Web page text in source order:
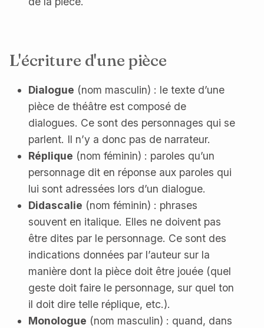
L'écriture d'une pièce
Dialogue (nom masculin) : le texte d’une
pièce de théâtre est composé de
dialogues. Ce sont des personnages qui se
parlent. Il n’y a donc pas de narrateur.
Réplique (nom féminin) : paroles qu’un
personnage dit en réponse aux paroles qui
lui sont adressées lors d’un dialogue.
Didascalie (nom féminin) : phrases
souvent en italique. Elles ne doivent pas
être dites par le personnage. Ce sont des
indications données par l’auteur sur la
manière dont la pièce doit être jouée (quel
geste doit faire le personnage, sur quel ton
il doit dire telle réplique, etc.).
Monologue (nom masculin) : quand, dans